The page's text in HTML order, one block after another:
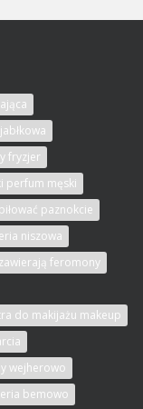
fryzjer
perfum męski
paznokcie
niszowa
feromony
do makijażu makeup
wejherowo
bemowo